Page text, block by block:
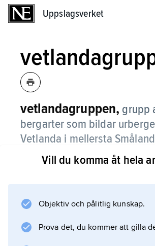
Uppslagsverket
vetlandagruppen, grupp
bergarter som bildar
Vetlanda i mellersta
Den består av bergarter som
vulkanism. Vetlandagruppen
Vill du komma åt hela
Objektiv och pålitlig kunskap.
Prova det, du kommer att gilla